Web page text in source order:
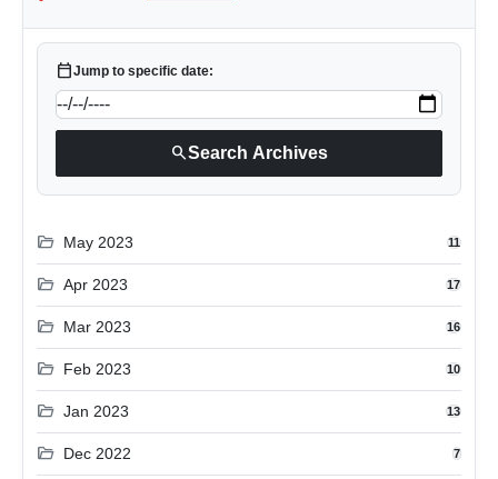
calendar_todayJump to specific date:
searchSearch Archives
folder_open May 2023 11
folder_open Apr 2023 17
folder_open Mar 2023 16
folder_open Feb 2023 10
folder_open Jan 2023 13
folder_open Dec 2022 7